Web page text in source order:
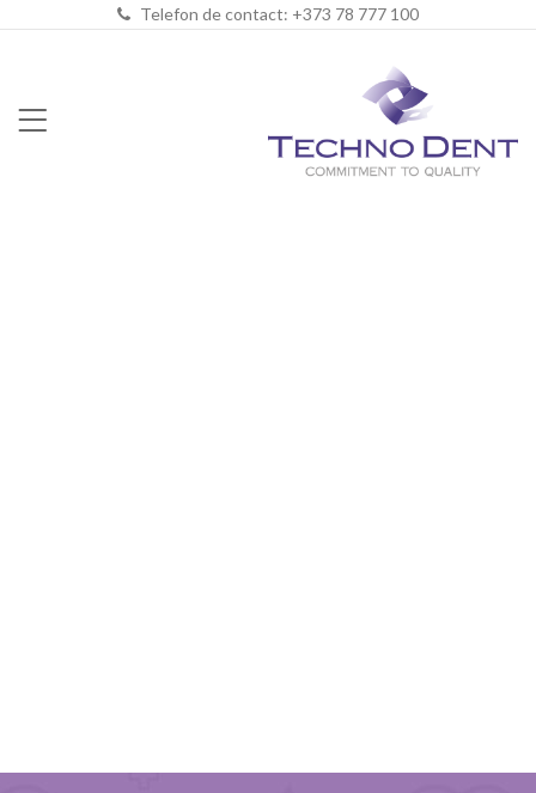
Telefon de contact: +373 78 777 100